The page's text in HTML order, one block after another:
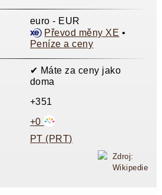
euro - EUR
Převod měny XE •
Peníze a ceny
✔ Máte za ceny jako
doma
+351
+0
PT (PRT)
Zdroj:
Wikipedie